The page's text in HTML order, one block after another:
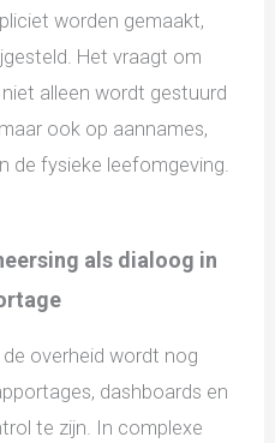
worden gemaakt,
Het vraagt om
alleen wordt gestuurd
ook op aannames,
de fysieke leefomgeving.
als dialoog in
overheid wordt nog
dashboards en
te zijn. In complexe